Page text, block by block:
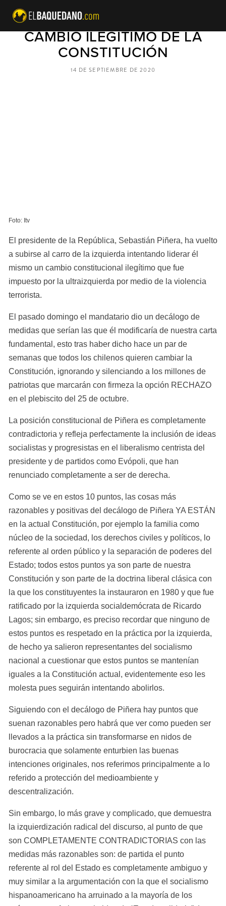
PIÑERA BUSCA LIDERAR EL
CAMBIO ILEGÍTIMO DE LA
CONSTITUCIÓN
Foto: Itv
El presidente de la República, Sebastián Piñera, ha vuelto
a subirse al carro de la izquierda intentando liderar él
mismo un cambio constitucional ilegítimo que fue
impuesto por la ultraizquierda por medio de la violencia
terrorista.
El pasado domingo el mandatario dio un decálogo de
medidas que serían las que él modificaría de nuestra carta
fundamental, esto tras haber dicho hace un par de
semanas que todos los chilenos quieren cambiar la
Constitución, ignorando y silenciando a los millones de
patriotas que marcarán con firmeza la opción RECHAZO
en el plebiscito del 25 de octubre.
La posición constitucional de Piñera es completamente
contradictoria y refleja perfectamente la inclusión de ideas
socialistas y progresistas en el liberalismo centrista del
presidente y de partidos como Evópoli, que han
renunciado completamente a ser de derecha.
Como se ve en estos 10 puntos, las cosas más
razonables y positivas del decálogo de Piñera YA ESTÁN
en la actual Constitución, por ejemplo la familia como
núcleo de la sociedad, los derechos civiles y políticos, lo
referente al orden público y la separación de poderes del
Estado; todos estos puntos ya son parte de nuestra
Constitución y son parte de la doctrina liberal clásica con
la que los constituyentes la instauraron en 1980 y que fue
ratificado por la izquierda socialdemócrata de Ricardo
Lagos; sin embargo, es preciso recordar que ninguno de
estos puntos es respetado en la práctica por la izquierda,
de hecho ya salieron representantes del socialismo
nacional a cuestionar que estos puntos se mantenían
iguales a la Constitución actual, evidentemente eso les
molesta pues seguirán intentando abolirlos.
Siguiendo con el decálogo de Piñera hay puntos que
suenan razonables pero habrá que ver como pueden ser
llevados a la práctica sin transformarse en nidos de
burocracia que solamente enturbien las buenas
intenciones originales, nos referimos principalmente a lo
referido a protección del medioambiente y
descentralización.
Sin embargo, lo más grave y complicado, que demuestra
la izquierdización radical del discurso, al punto de que
son COMPLETAMENTE CONTRADICTORIAS con las
medidas más razonables son: de partida el punto
referente al rol del Estado es completamente ambiguo y
muy similar a la argumentación con la que el socialismo
hispanoamericano ha arruinado a la mayoría de los
14 DE SEPTIEMBRE DE 2020